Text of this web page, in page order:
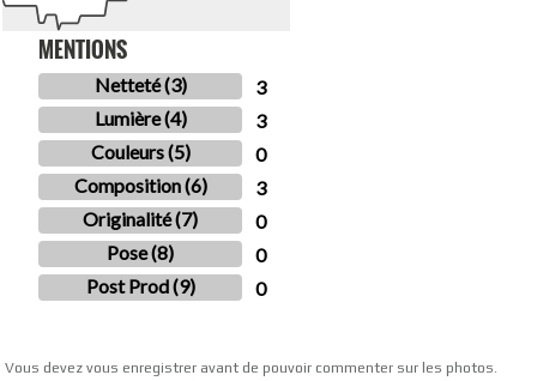
MENTIONS
Netteté (3)
3
Lumière (4)
3
Couleurs (5)
0
Composition (6)
3
Originalité (7)
0
Pose (8)
0
Post Prod (9)
0
Vous devez vous enregistrer avant de pouvoir commenter sur les photos.